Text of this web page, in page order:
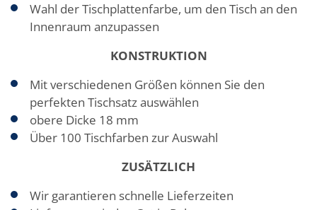
Wahl der Tischplattenfarbe, um den Tisch an den
Innenraum anzupassen
KONSTRUKTION
Mit verschiedenen Größen können Sie den
perfekten Tischsatz auswählen
obere Dicke 18 mm
Über 100 Tischfarben zur Auswahl
ZUSÄTZLICH
Wir garantieren schnelle Lieferzeiten